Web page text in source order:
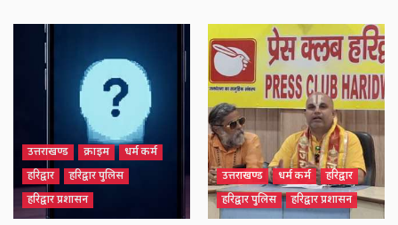
उत्तराखण्ड क्राइम
धर्म कर्म
हरिद्वार
हरिद्वार पुलिस
हरिद्वार प्रशासन
उत्तराखण्ड धर्म कर्म
हरिद्वार
हरिद्वार पुलिस
हरिद्वार प्रशासन